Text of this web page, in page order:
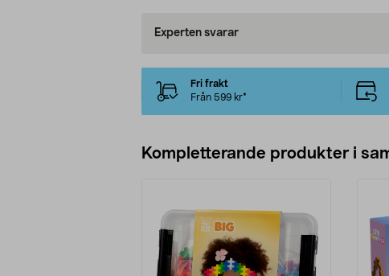
Experten svarar
Fri frakt
Från 599 kr*
Kompletterande produkter i